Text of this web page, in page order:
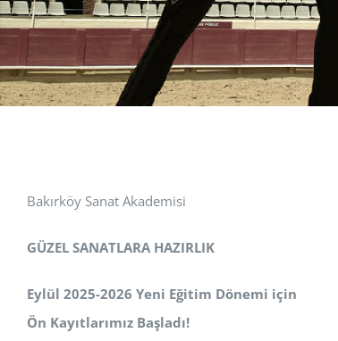
Bakırköy Sanat Akademisi
GÜZEL SANATLARA HAZIRLIK
Eylül 2025-2026 Yeni Eğitim Dönemi için
Ön Kayıtlarımız Başladı!